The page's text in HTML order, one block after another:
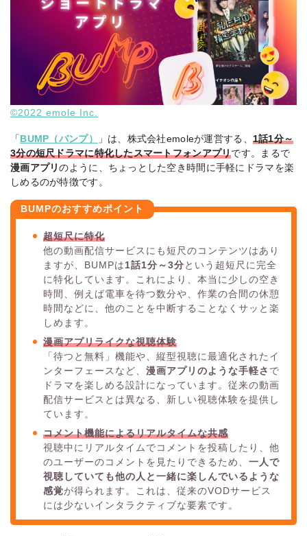
©2022 emole Inc.
「 BUMP（バンプ） 」は、株式会社emoleが運営する、 1話1分～
3分の短尺ドラマに特化したスマートフォンアプリです。まるで
漫画アプリのように、ちょっとした空き時間に手軽にドラマを楽
しめるのが特徴です。
BUMPのおすすめポイント
超短尺に特化
他の動画配信サービスにも短尺のコンテンツはあり
ますが、BUMPは1話1分～3分という超短尺に完全
に特化しています。これにより、本当に少しの空き
時間、例えば電車を待つ数分や、作業の合間の休憩
時間などに、他のことを中断することなくサッと楽
しめます。
漫画アプリライクな視聴体験
「待つと無料」機能や、縦型視聴に最適化されたイ
ンターフェースなど、 漫画アプリのような手軽さ で
ドラマを楽しめる設計になっています。従来の動画
配信サービスとは異なる、新しい視聴体験を提供し
ています。
コメント機能によるリアルタイムな共感
視聴中にリアルタイムでコメントを投稿したり、他
のユーザーのコメントを見たりできるため、 一人で
視聴していても他の人と一緒に楽しんでいるような
感覚が得られます。これは、従来のVODサービス
には少ないインタラクティブな要素です。